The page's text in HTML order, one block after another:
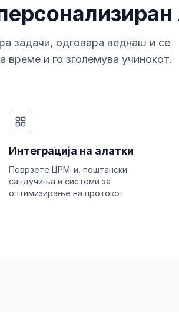
задачи, одговара веднаш и се
и го зголемува учинокот.
Интеграција на алатки
Поврзете ЦРМ-и, поштански
сандучиња и системи за
оптимизирање на протокот.